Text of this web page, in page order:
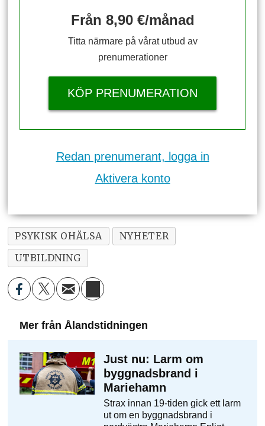
Från 8,90 €/månad
Titta närmare på vårat utbud av
prenumerationer
KÖP PRENUMERATION
Redan prenumerant, logga in
Aktivera konto
PSYKISK OHÄLSA
NYHETER
UTBILDNING